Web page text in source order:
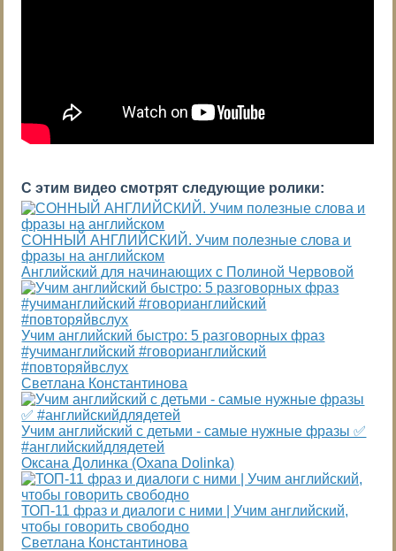
С этим видео смотрят следующие ролики:
СОННЫЙ АНГЛИЙСКИЙ. Учим полезные слова и
фразы на английском
Английский для начинающих с Полиной Червовой
Учим английский быстро: 5 разговорных фраз
#учиманглийский #говорианглийский
#повторяйвслух
Светлана Константинова
Учим английский с детьми - самые нужные фразы ✅
#английскийдлядетей
Оксана Долинка (Oxana Dolinka)
ТОП-11 фраз и диалоги с ними | Учим английский,
чтобы говорить свободно
Светлана Константинова